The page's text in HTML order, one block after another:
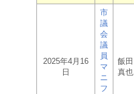
2025年4月16
日
市
議
会
議
員
マ
ニ
フ
飯田
真也